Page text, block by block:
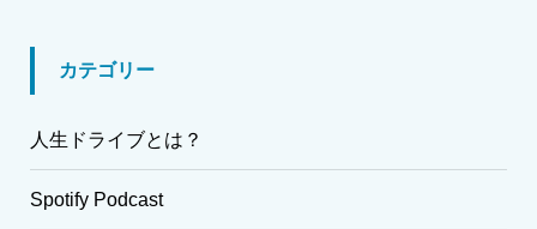
カテゴリー
人生ドライブとは？
Spotify Podcast